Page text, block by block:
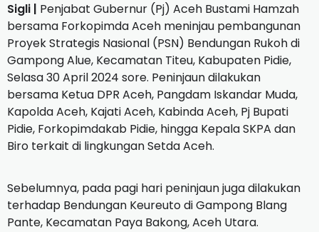
Sigli | Penjabat Gubernur (Pj) Aceh Bustami Hamzah
bersama Forkopimda Aceh meninjau pembangunan
Proyek Strategis Nasional (PSN) Bendungan Rukoh di
Gampong Alue, Kecamatan Titeu, Kabupaten Pidie,
Selasa 30 April 2024 sore. Peninjaun dilakukan
bersama Ketua DPR Aceh, Pangdam Iskandar Muda,
Kapolda Aceh, Kajati Aceh, Kabinda Aceh, Pj Bupati
Pidie, Forkopimdakab Pidie, hingga Kepala SKPA dan
Biro terkait di lingkungan Setda Aceh.
Sebelumnya, pada pagi hari peninjaun juga dilakukan
terhadap Bendungan Keureuto di Gampong Blang
Pante, Kecamatan Paya Bakong, Aceh Utara.